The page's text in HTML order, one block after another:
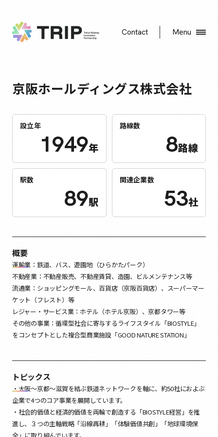
Contact Menu
京阪ホールディングス株式会社
設立年
1949年
路線数
8路線
駅数
89駅
関連企業数
53社
概要
運輸業：鉄道、バス、遊園地（ひらかたパーク）
不動産業：不動産販売、不動産賃貸、造園、ビルメンテナンス等
流通業：ショッピングモール、百貨店（京阪百貨店）、スーパーマー
ケット（フレスト）等
レジャー・サービス業：ホテル（ホテル京阪）、京都タワー等
その他の事業：循環型社会に寄与するライフスタイル「BIOSTYLE」
をコンセプトとした複合型商業施設「GOOD NATURE STATION」
トピックス
・大阪～京都～滋賀を結ぶ鉄道ネットワークを軸に、約50社におよぶ
企業で4つのコア事業を展開しています。
・社会的価値と経済的価値を両輪で創造する「BIOSTYLE経営」を推
進し、３つの主軸戦略「沿線再耕」「体験価値共創」「地球環境保